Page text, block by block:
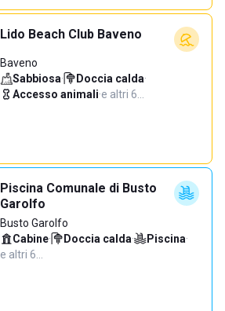
Lido Beach Club Baveno
Baveno
Sabbiosa· Doccia calda·
Accesso animali·e altri 6…
Piscina Comunale di Busto
Garolfo
Busto Garolfo
Cabine· Doccia calda· Piscina·
e altri 6…